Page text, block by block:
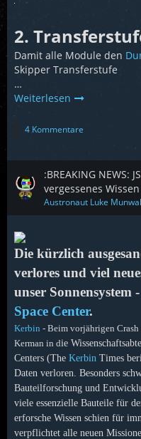
2.
Damit alle Module den
Skipper Transferstufe
…
Weiterlesen
4 Kommentare
:BREAKING NEWS:
vergessenes
Austronaut Luke
Die kürzlich
verlores und viel
unser
Space Center.
Kerbin - Beim vorjährigen Crash
Kerman in die
Centers (The Kerbin Times
Daten verloren. Besonders
Bauteilforschung und
viele essenzielle Bauteile für
erforsche Wissen schien für
verpflichtet alle neuen